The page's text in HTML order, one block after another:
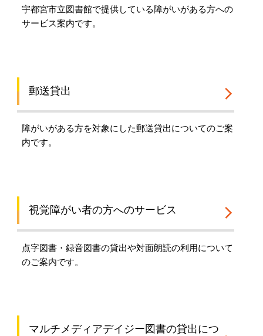
宇都宮市立図書館で提供している障がいがある方への
サービス案内です。
郵送貸出
障がいがある方を対象にした郵送貸出についてのご案
内です。
視覚障がい者の方へのサービス
点字図書・録音図書の貸出や対面朗読の利用について
のご案内です。
マルチメディアデイジー図書の貸出につ